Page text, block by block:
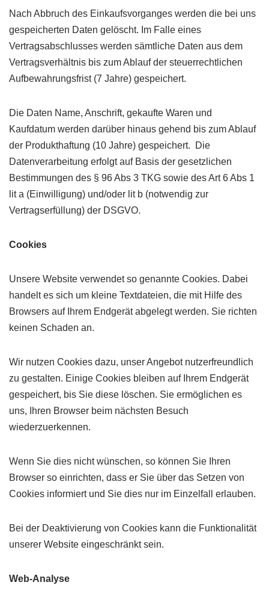
Nach Abbruch des Einkaufsvorganges werden die bei uns
gespeicherten Daten gelöscht. Im Falle eines
Vertragsabschlusses werden sämtliche Daten aus dem
Vertragsverhältnis bis zum Ablauf der steuerrechtlichen
Aufbewahrungsfrist (7 Jahre) gespeichert.
Die Daten Name, Anschrift, gekaufte Waren und
Kaufdatum werden darüber hinaus gehend bis zum Ablauf
der Produkthaftung (10 Jahre) gespeichert. Die
Datenverarbeitung erfolgt auf Basis der gesetzlichen
Bestimmungen des § 96 Abs 3 TKG sowie des Art 6 Abs 1
lit a (Einwilligung) und/oder lit b (notwendig zur
Vertragserfüllung) der DSGVO.
Cookies
Unsere Website verwendet so genannte Cookies. Dabei
handelt es sich um kleine Textdateien, die mit Hilfe des
Browsers auf Ihrem Endgerät abgelegt werden. Sie richten
keinen Schaden an.
Wir nutzen Cookies dazu, unser Angebot nutzerfreundlich
zu gestalten. Einige Cookies bleiben auf Ihrem Endgerät
gespeichert, bis Sie diese löschen. Sie ermöglichen es
uns, Ihren Browser beim nächsten Besuch
wiederzuerkennen.
Wenn Sie dies nicht wünschen, so können Sie Ihren
Browser so einrichten, dass er Sie über das Setzen von
Cookies informiert und Sie dies nur im Einzelfall erlauben.
Bei der Deaktivierung von Cookies kann die Funktionalität
unserer Website eingeschränkt sein.
Web-Analyse